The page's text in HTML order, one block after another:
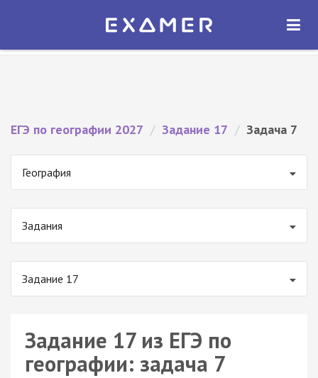
Экзамер — ЕГЭ 2027
ОТКРЫТЬ
ЕГЭ по географии 2027 / Задание 17 / Задача 7
География
Задания
Задание 17
Задание 17 из ЕГЭ по
географии: задача 7